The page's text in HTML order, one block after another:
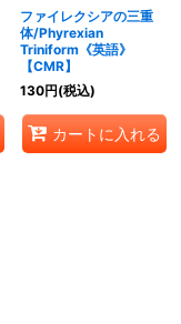
ファイレクシアの三重
体/Phyrexian
Triniform《英語》
【CMR】
130円(税込)
カートに入れる